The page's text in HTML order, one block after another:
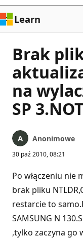
Learn
Brak
na
SP
Anonimowe
30 paź 2010, 08:21
Po włączeniu
brak pliku
restarcie to
SAMSUNG N
,tylko zaczyna go